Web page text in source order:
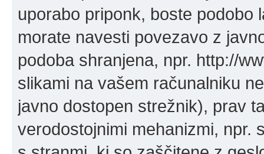
uporabo priponk, boste podobo
morate navesti povezavo z
podoba shranjena, npr. http://
slikami na vašem računalniku
javno dostopen strežnik), prav
verodostojnimi mehanizmi, npr.